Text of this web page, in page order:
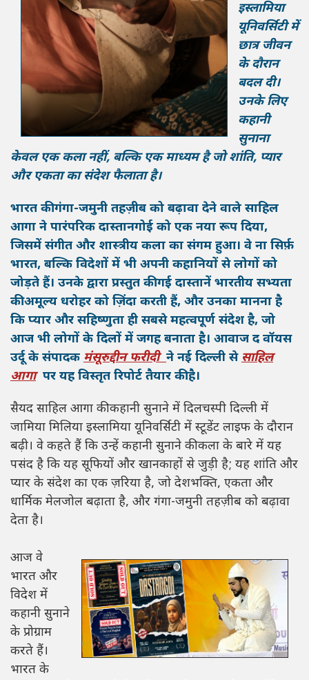
इस्लामिया
यूनिवर्सिटी में
छात्र जीवन
के दौरान
बदल दी।
उनके लिए
कहानी
सुनाना
केवल एक कला नहीं, बल्कि एक माध्यम है जो शांति, प्यार
और एकता का संदेश फैलाता है।
भारत की गंगा-जमुनी तहज़ीब को बढ़ावा देने वाले साहिल
आगा ने पारंपरिक दास्तानगोई को एक नया रूप दिया,
जिसमें संगीत और शास्त्रीय कला का संगम हुआ। वे ना सिर्फ़
भारत, बल्कि विदेशों में भी अपनी कहानियों से लोगों को
जोड़ते हैं। उनके द्वारा प्रस्तुत की गई दास्तानें भारतीय सभ्यता
की अमूल्य धरोहर को ज़िंदा करती हैं, और उनका मानना है
कि प्यार और सहिष्णुता ही सबसे महत्वपूर्ण संदेश है, जो
आज भी लोगों के दिलों में जगह बनाता है। आवाज द वॉयस
उर्दू के संपादक मंसूरुद्दीन फरीदीने नई दिल्ली सेसाहिल
आगा पर यह विस्तृत रिपोर्ट तैयार की है।
सैयद साहिल आगा की कहानी सुनाने में दिलचस्पी दिल्ली में
जामिया मिलिया इस्लामिया यूनिवर्सिटी में स्टूडेंट लाइफ के दौरान
बढ़ी। वे कहते हैं कि उन्हें कहानी सुनाने की कला के बारे में यह
पसंद है कि यह सूफियों और खानकाहों से जुड़ी है; यह शांति और
प्यार के संदेश का एक ज़रिया है, जो देशभक्ति, एकता और
धार्मिक मेलजोल बढ़ाता है, और गंगा-जमुनी तहज़ीब को बढ़ावा
देता है।
आज वे
भारत और
विदेश में
कहानी सुनाने
के प्रोग्राम
करते हैं।
भारत के